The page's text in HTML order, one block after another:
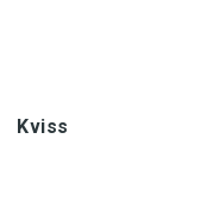
Kviss